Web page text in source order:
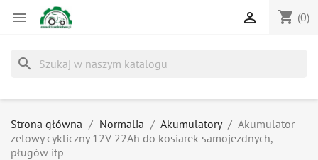
 shopping_cart (0)

search
Strona główna Normalia Akumulatory
Akumulator
żelowy cykliczny 12V 22Ah do kosiarek samojezdnych,
pługów itp